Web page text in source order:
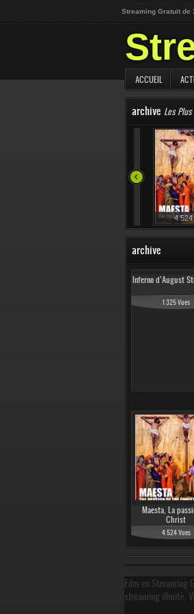
Streaming Gratuit de
ACCUEIL
archive Les
4 524
archive
Inferno d’August
1 325 Vues
Maesta, La
Christ
4 524 Vues
Film en Streaming
streaming illmité,